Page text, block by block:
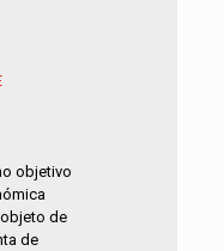
objetivo
de
de